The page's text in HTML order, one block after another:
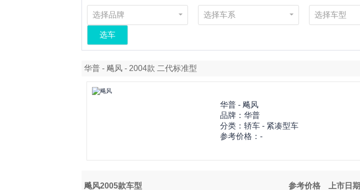
选择品牌 选择车系 选择车型
选车
华普 - 飚风 - 2004款 二代标准型
华普 - 飚风
品牌： 华普
分类：轿车 - 紧凑型车
参考价格：-
飚风2005款车型 参考价格 上市日期